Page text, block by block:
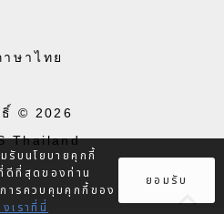
© 2026
Thailand
.
ภาษา
าษาไทย
รับนโยบายคุกกี้
ดีที่สุดของท่าน
ารควบคุมคุกกี้ของ
เราที่นี่
ยอมรับ